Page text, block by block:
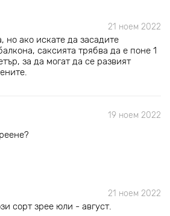
21 ноем 2022
но ако искате да засадите
саксията трябва да е поне 1
за да могат да се развият
19 ноем 2022
21 ноем 2022
сорт зрее юли - август.